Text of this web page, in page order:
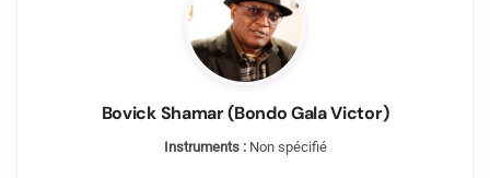
Bovick Shamar (Bondo Gala Victor)
Instruments :Non spécifié